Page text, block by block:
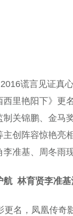
谎言见证真
西里艳阳下》更
关锦鹏、金马
创阵容惊艳亮
准基、周冬雨
航 林育贤李准基
名，凤凰传奇